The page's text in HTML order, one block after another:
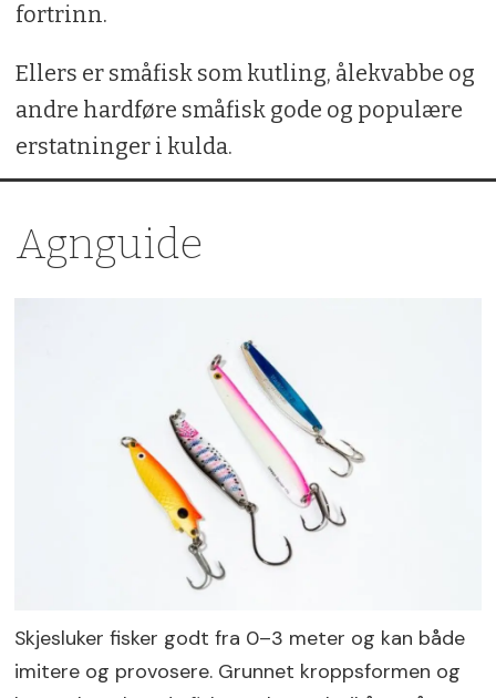
fortrinn.
Ellers er småfisk som kutling, ålekvabbe og
andre hardføre småfisk gode og populære
erstatninger i kulda.
Agnguide
Skjesluker fisker godt fra 0–3 meter og kan både
imitere og provosere. Grunnet kroppsformen og